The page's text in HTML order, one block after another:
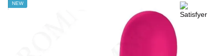
NEW